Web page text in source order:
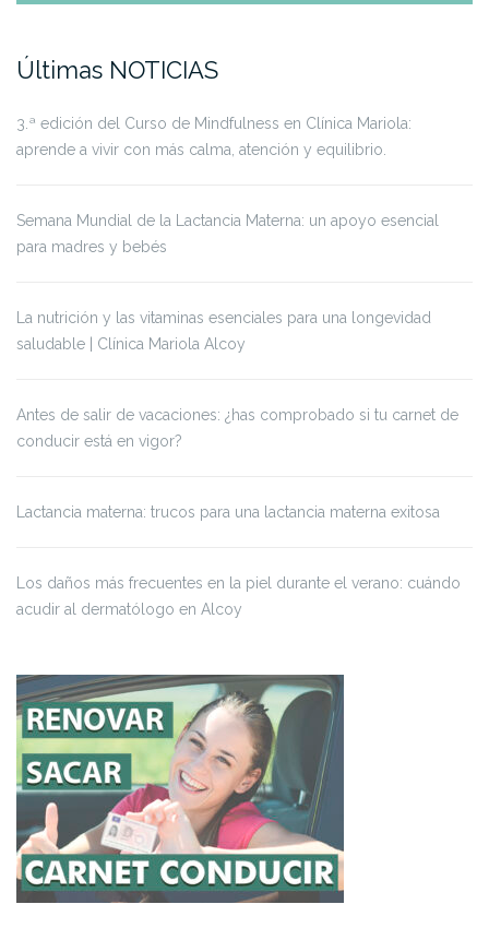
Últimas NOTICIAS
3.ª edición del Curso de Mindfulness en Clínica Mariola:
aprende a vivir con más calma, atención y equilibrio.
Semana Mundial de la Lactancia Materna: un apoyo esencial
para madres y bebés
La nutrición y las vitaminas esenciales para una longevidad
saludable | Clínica Mariola Alcoy
Antes de salir de vacaciones: ¿has comprobado si tu carnet de
conducir está en vigor?
Lactancia materna: trucos para una lactancia materna exitosa
Los daños más frecuentes en la piel durante el verano: cuándo
acudir al dermatólogo en Alcoy